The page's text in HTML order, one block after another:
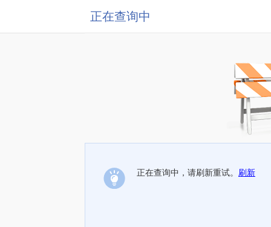
正在查询中
正在查询中，请刷新重试。 刷新